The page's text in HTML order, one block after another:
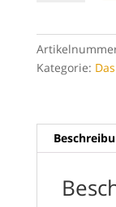
Jubiläumstour
Menge
Kategorie: